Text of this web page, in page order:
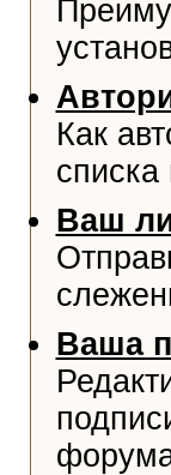
Как
Ваш
Ваша